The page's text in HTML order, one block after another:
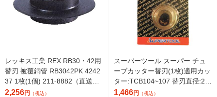
レッキス工業 REX RB30・42用
替刃 被覆銅管 RB3042PK 4242
37 1枚(1個) 211-8882（直送
品）
2,256円 （税込）
スーパーツール スーパー チュ
ーブカッター替刃(1枚)適用カッ
ター:TCB104~107 替刃直径:22.
0mm TCBC105 1枚（直送品）
1,466円 （税込）